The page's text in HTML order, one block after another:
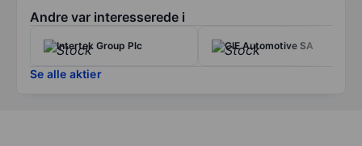
Andre var interesserede i
Intertek Group Plc CIE Automotive SA
Se alle aktier